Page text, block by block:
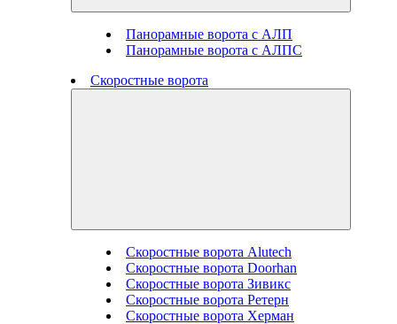
Панорамные ворота с АЛП
Панорамные ворота с АЛПС
Скоростные ворота
Скоростные ворота Alutech
Скоростные ворота Doorhan
Скоростные ворота Зивикс
Скоростные ворота Ретерн
Скоростные ворота Херман